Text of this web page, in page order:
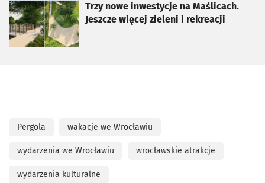
Trzy nowe inwestycje na Maślicach.
Jeszcze więcej zieleni i rekreacji
otworzy się w nowej karcie
Pergola wakacje we Wrocławiu
wydarzenia we Wrocławiu wrocławskie atrakcje
wydarzenia kulturalne